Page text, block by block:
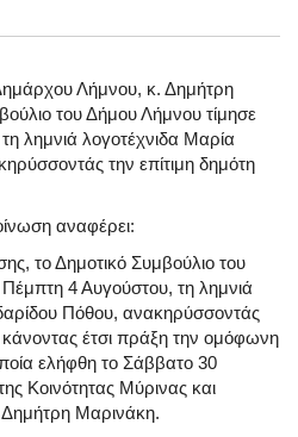
Λήμνου, κ. Δημήτρη
του Δήμου Λήμνου τίμησε
λημνιά λογοτέχνιδα Μαρία
την επίτιμη δημότη
αναφέρει:
το Δημοτικό Συμβούλιο του
4 Αυγούστου, τη λημνιά
Πόθου, ανακηρύσσοντάς
κάνοντας έτσι πράξη την ομόφωνη
ελήφθη το Σάββατο 30
Κοινότητας Μύρινας και
Μαρινάκη.